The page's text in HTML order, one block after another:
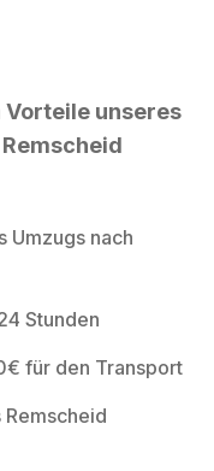
Vorteile unseres
Umzugs nach
Stunden
für den Transport